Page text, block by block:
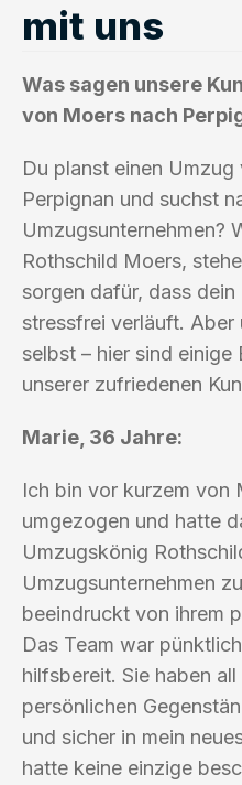
mit uns
Was sagen unsere
von Moers nach
Du planst einen
Perpignan und suchst
Umzugsunternehmen?
Rothschild Moers,
sorgen dafür, dass
stressfrei verläuft.
selbst – hier sind
unserer zufriedenen
Marie, 36 Jahre:
Ich bin vor kurzem von
umgezogen und hatte
Umzugskönig
Umzugsunternehmen
beeindruckt von ihrem
Das Team war
hilfsbereit. Sie haben
persönlichen
und sicher in mein
hatte keine einzige